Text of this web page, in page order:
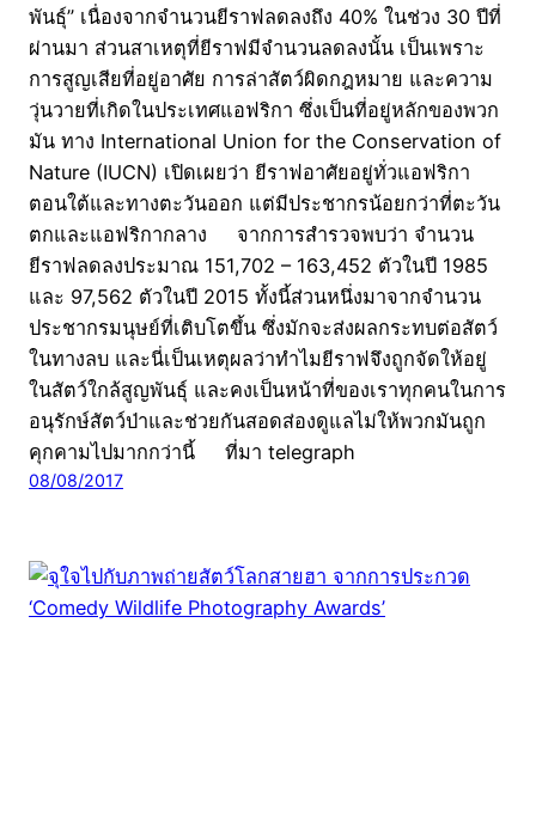
พันธุ์” เนื่องจากจำนวนยีราฟลดลงถึง 40% ในช่วง 30 ปีที่
ผ่านมา ส่วนสาเหตุที่ยีราฟมีจำนวนลดลงนั้น เป็นเพราะ
การสูญเสียที่อยู่อาศัย การล่าสัตว์ผิดกฎหมาย และความ
วุ่นวายที่เกิดในประเทศแอฟริกา ซึ่งเป็นที่อยู่หลักของพวก
มัน ทาง International Union for the Conservation of
Nature (IUCN) เปิดเผยว่า ยีราฟอาศัยอยู่ทั่วแอฟริกา
ตอนใต้และทางตะวันออก แต่มีประชากรน้อยกว่าที่ตะวัน
ตกและแอฟริกากลาง จากการสำรวจพบว่า จำนวน
ยีราฟลดลงประมาณ 151,702 – 163,452 ตัวในปี 1985
และ 97,562 ตัวในปี 2015 ทั้งนี้ส่วนหนึ่งมาจากจำนวน
ประชากรมนุษย์ที่เติบโตขึ้น ซึ่งมักจะส่งผลกระทบต่อสัตว์
ในทางลบ และนี่เป็นเหตุผลว่าทำไมยีราฟจึงถูกจัดให้อยู่
ในสัตว์ใกล้สูญพันธุ์ และคงเป็นหน้าที่ของเราทุกคนในการ
อนุรักษ์สัตว์ป่าและช่วยกันสอดส่องดูแลไม่ให้พวกมันถูก
คุกคามไปมากกว่านี้ ที่มา telegraph
08/08/2017